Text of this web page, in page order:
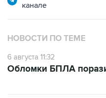
канале
НОВОСТИ ПО ТЕМЕ
6 августа 11:32
Обломки БПЛА